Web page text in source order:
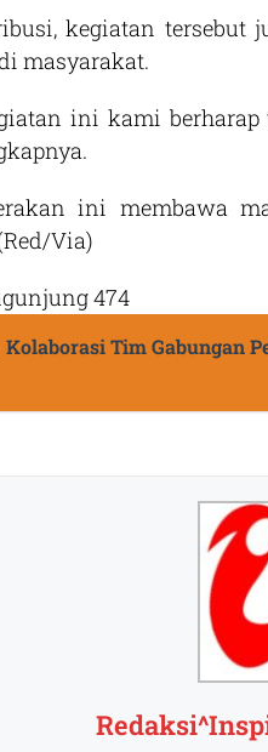
kegiatan tersebut
masyarakat.
ini kami
ini membawa
Via)
474
Kolaborasi Tim Gabungan